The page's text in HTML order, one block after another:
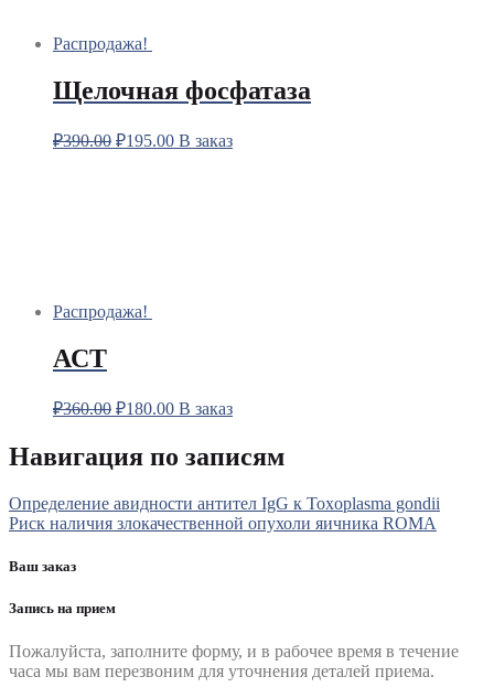
Распродажа!
Щелочная фосфатаза
₽390.00 ₽195.00 В заказ
Распродажа!
АСТ
₽360.00 ₽180.00 В заказ
Навигация по записям
Определение авидности антител IgG к Toxoplasma gondii
Риск наличия злокачественной опухоли яичника ROMA
Ваш заказ
Запись на прием
Пожалуйста, заполните форму, и в рабочее время в течение
часа мы вам перезвоним для уточнения деталей приема.